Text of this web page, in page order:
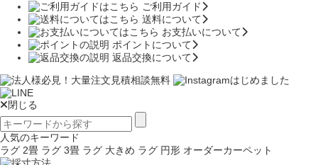
ご利用ガイド
送料について
お支払いについて
ポイントについて
返品交換について
閉じる
人気のキーワード
ラグ 2畳 ラグ 3畳 ラグ 大きめ ラグ 円形 オーダーカーペット